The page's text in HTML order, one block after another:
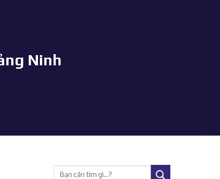
Ninh